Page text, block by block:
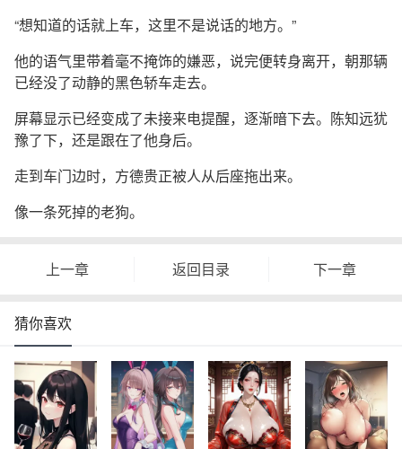
“想知道的话就上车，这里不是说话的地方。”
他的语气里带着毫不掩饰的嫌恶，说完便转身离开，朝那辆
已经没了动静的黑色轿车走去。
屏幕显示已经变成了未接来电提醒，逐渐暗下去。陈知远犹
豫了下，还是跟在了他身后。
走到车门边时，方德贵正被人从后座拖出来。
像一条死掉的老狗。
上一章 返回目录 下一章
猜你喜欢